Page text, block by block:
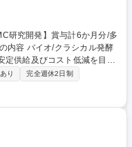
定供給及びコスト低減を目的
【詳細】生産用
/技術検討計画書,報告書の作
、技術、基盤を最大限活用で
」「感染症領域」に注力しつ
取り組んでいます。 募集
品目の生産を支え、医療業
り
完全週休2日制